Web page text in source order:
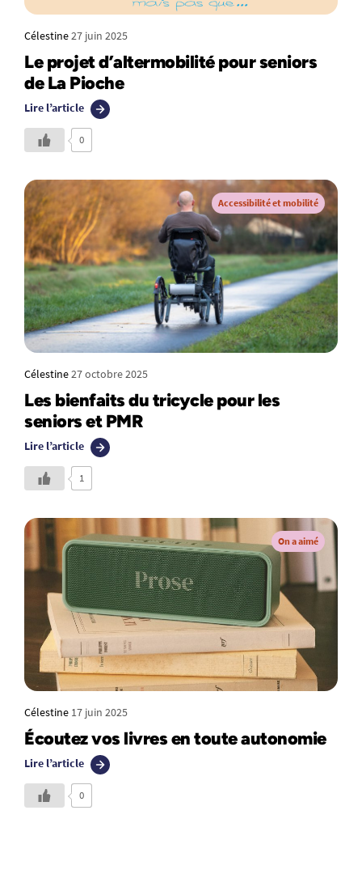
Célestine27 juin 2025
Le projet d’altermobilité pour seniors
de La Pioche
Lire l’article
0
Accessibilité et mobilité
Célestine27 octobre 2025
Les bienfaits du tricycle pour les
seniors et PMR
Lire l’article
1
On a aimé
Célestine 17 juin 2025
Écoutez vos livres en toute autonomie
Lire l’article
0